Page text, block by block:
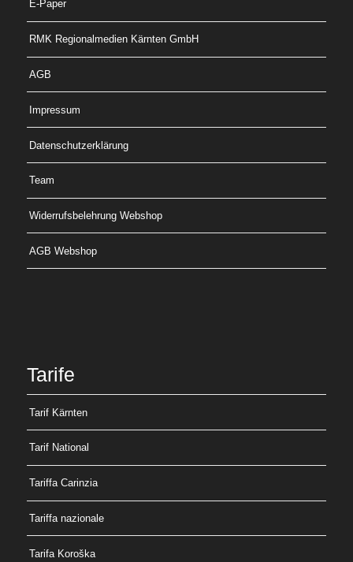
E-Paper
RMK Regionalmedien Kärnten GmbH
AGB
Impressum
Datenschutzerklärung
Team
Widerrufsbelehrung Webshop
AGB Webshop
Tarife
Tarif Kärnten
Tarif National
Tariffa Carinzia
Tariffa nazionale
Tarifa Koroška